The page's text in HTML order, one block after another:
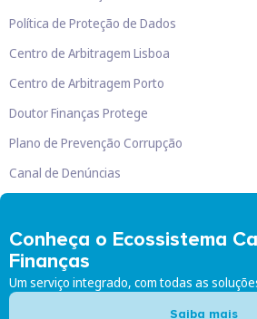
Conheça o Ecossistema
Finanças
Um serviço integrado, com todas as
Saiba mais
Política de Proteção de Dados
Centro de Arbitragem Lisboa
Centro de Arbitragem Porto
Doutor Finanças Protege
Plano de Prevenção Corrupção
Canal de Denúncias
Doutor Finanças, Lda